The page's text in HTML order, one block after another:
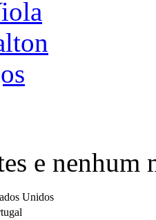
e nenhum
Unidos